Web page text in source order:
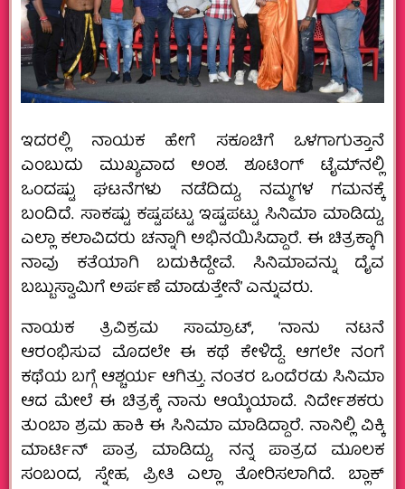
ಇದರಲ್ಲಿ ನಾಯಕ ಹೇಗೆ ಸಕೂಚಿಗೆ ಒಳಗಾಗುತ್ತಾನೆ
ಎಂಬುದು ಮುಖ್ಯವಾದ ಅಂಶ. ಶೂಟಿಂಗ್ ಟೈಮ್‌ನಲ್ಲಿ
ಒಂದಷ್ಟು ಘಟನೆಗಳು ನಡೆದಿದ್ದು, ನಮ್ಮಗಳ ಗಮನಕ್ಕೆ
ಬಂದಿದೆ. ಸಾಕಷ್ಟು ಕಷ್ಟಪಟ್ಟು ಇಷ್ಟಪಟ್ಟು ಸಿನಿಮಾ ಮಾಡಿದ್ದು,
ಎಲ್ಲಾ ಕಲಾವಿದರು ಚನ್ನಾಗಿ ಅಭಿನಯಿಸಿದ್ದಾರೆ. ಈ ಚಿತ್ರಕ್ಕಾಗಿ
ನಾವು ಕತೆಯಾಗಿ ಬದುಕಿದ್ದೇವೆ. ಸಿನಿಮಾವನ್ನು ದೈವ
ಬಬ್ಬುಸ್ವಾಮಿಗೆ ಅರ್ಪಣೆ ಮಾಡುತ್ತೇನೆ’ ಎನ್ನುವರು.
ನಾಯಕ ತ್ರಿವಿಕ್ರಮ ಸಾಮ್ರಾಟ್, ‘ನಾನು ನಟನೆ
ಆರಂಭಿಸುವ ಮೊದಲೇ ಈ ಕಥೆ ಕೇಳಿದ್ದೆ. ಆಗಲೇ ನಂಗೆ
ಕಥೆಯ ಬಗ್ಗೆ ಆಶ್ಚರ್ಯ ಆಗಿತ್ತು. ನಂತರ ಒಂದೆರಡು ಸಿನಿಮಾ
ಆದ ಮೇಲೆ ಈ ಚಿತ್ರಕ್ಕೆ ನಾನು ಆಯ್ಕೆಯಾದೆ. ನಿರ್ದೇಶಕರು
ತುಂಬಾ ಶ್ರಮ ಹಾಕಿ ಈ ಸಿನಿಮಾ ಮಾಡಿದ್ದಾರೆ. ನಾನಿಲ್ಲಿ ವಿಕ್ಕಿ
ಮಾರ್ಟಿನ್ ಪಾತ್ರ ಮಾಡಿದ್ದು, ನನ್ನ ಪಾತ್ರದ ಮೂಲಕ
ಸಂಬಂದ, ಸ್ನೇಹ, ಪ್ರೀತಿ ಎಲ್ಲಾ ತೋರಿಸಲಾಗಿದೆ. ಬ್ಲಾಕ್